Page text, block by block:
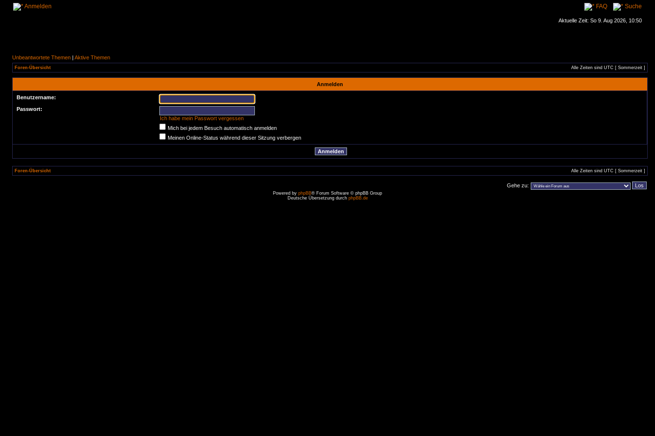
Anmelden FAQ Suche
Aktuelle Zeit: So 9. Aug 2026, 10:50
Unbeantwortete Themen | Aktive Themen
Foren-Übersicht Alle Zeiten sind UTC [ Sommerzeit ]
Anmelden
Benutzername:
Passwort:
Ich habe mein Passwort vergessen
Mich bei jedem Besuch automatisch anmelden
Meinen Online-Status während dieser Sitzung verbergen
Foren-Übersicht Alle Zeiten sind UTC [ Sommerzeit ]
Gehe zu:
Powered by phpBB® Forum Software © phpBB Group
Deutsche Übersetzung durch phpBB.de